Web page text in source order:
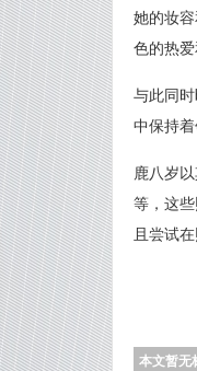
她的妆
色的热
与此同
中保持
鹿八岁
等，这
且尝试
本文暂无